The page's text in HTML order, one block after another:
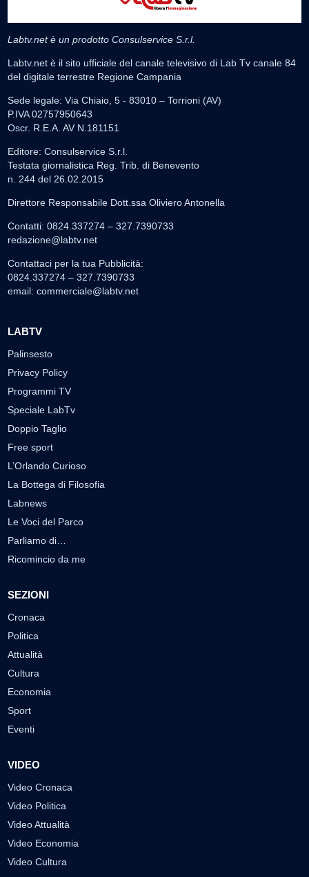
Labtv.net è un prodotto Consulservice S.r.l.
Labtv.net è il sito ufficiale del canale televisivo di Lab Tv canale 84
del digitale terrestre Regione Campania
Sede legale: Via Chiaio, 5 - 83010 – Torrioni (AV)
P.IVA 02757950643
Oscr. R.E.A. AV N.181151
Editore: Consulservice S.r.l.
Testata giornalistica Reg. Trib. di Benevento
n. 244 del 26.02.2015
Direttore Responsabile Dott.ssa Oliviero Antonella
Contatti: 0824.337274 – 327.7390733
redazione@labtv.net
Contattaci per la tua Pubblicità:
0824.337274 – 327.7390733
email: commerciale@labtv.net
LABTV
Palinsesto
Privacy Policy
Programmi TV
Speciale LabTv
Doppio Taglio
Free sport
L’Orlando Curioso
La Bottega di Filosofia
Labnews
Le Voci del Parco
Parliamo di…
Ricomincio da me
SEZIONI
Cronaca
Politica
Attualità
Cultura
Economia
Sport
Eventi
VIDEO
Video Cronaca
Video Politica
Video Attualità
Video Economia
Video Cultura